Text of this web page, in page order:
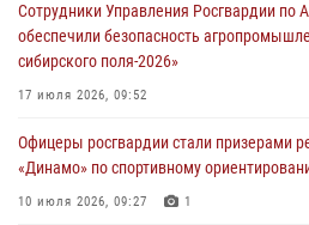
акции «Коробка храбрости»
Сотрудники Росгвардии провели
03 июля 2026, 04:03
Управление Росгвардии по Алтайскому
Сотрудники Управления Росгвардии по
обеспечили безопасность
сибирского поля-2026»
17 июля 2026, 09:52
Офицеры росгвардии стали призерами
«Динамо» по спортивному
10 июля 2026, 09:27 1